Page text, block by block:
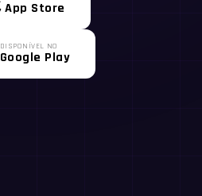
App Store
DISPONÍVEL NO
Google Play